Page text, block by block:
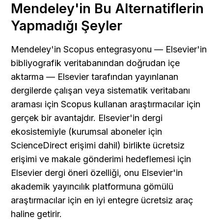
Mendeley'in Bu Alternatiflerin
Yapmadığı Şeyler
Mendeley'in Scopus entegrasyonu — Elsevier'in
bibliyografik veritabanından doğrudan içe
aktarma — Elsevier tarafından yayınlanan
dergilerde çalışan veya sistematik veritabanı
araması için Scopus kullanan araştırmacılar için
gerçek bir avantajdır. Elsevier'in dergi
ekosistemiyle (kurumsal aboneler için
ScienceDirect erişimi dahil) birlikte ücretsiz
erişimi ve makale gönderimi hedeflemesi için
Elsevier dergi öneri özelliği, onu Elsevier'in
akademik yayıncılık platformuna gömülü
araştırmacılar için en iyi entegre ücretsiz araç
haline getirir.